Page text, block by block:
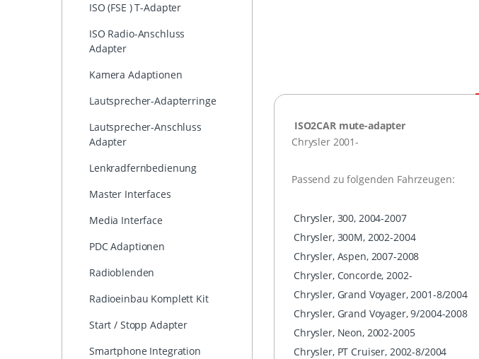
ISO (FSE ) T-Adapter
ISO Radio-Anschluss
Adapter
Kamera Adaptionen
Lautsprecher-Adapterringe
Lautsprecher-Anschluss
Adapter
Lenkradfernbedienung
Master Interfaces
Media Interface
PDC Adaptionen
Radioblenden
Radioeinbau Komplett Kit
Start / Stopp Adapter
Smartphone Integration
ISO2CAR mute-adapter
Chrysler 2001-
Passend zu folgenden Fahrzeugen:
Chrysler, 300, 2004-2007
Chrysler, 300M, 2002-2004
Chrysler, Aspen, 2007-2008
Chrysler, Concorde, 2002-
Chrysler, Grand Voyager, 2001-8/2004
Chrysler, Grand Voyager, 9/2004-2008
Chrysler, Neon, 2002-2005
Chrysler, PT Cruiser, 2002-8/2004